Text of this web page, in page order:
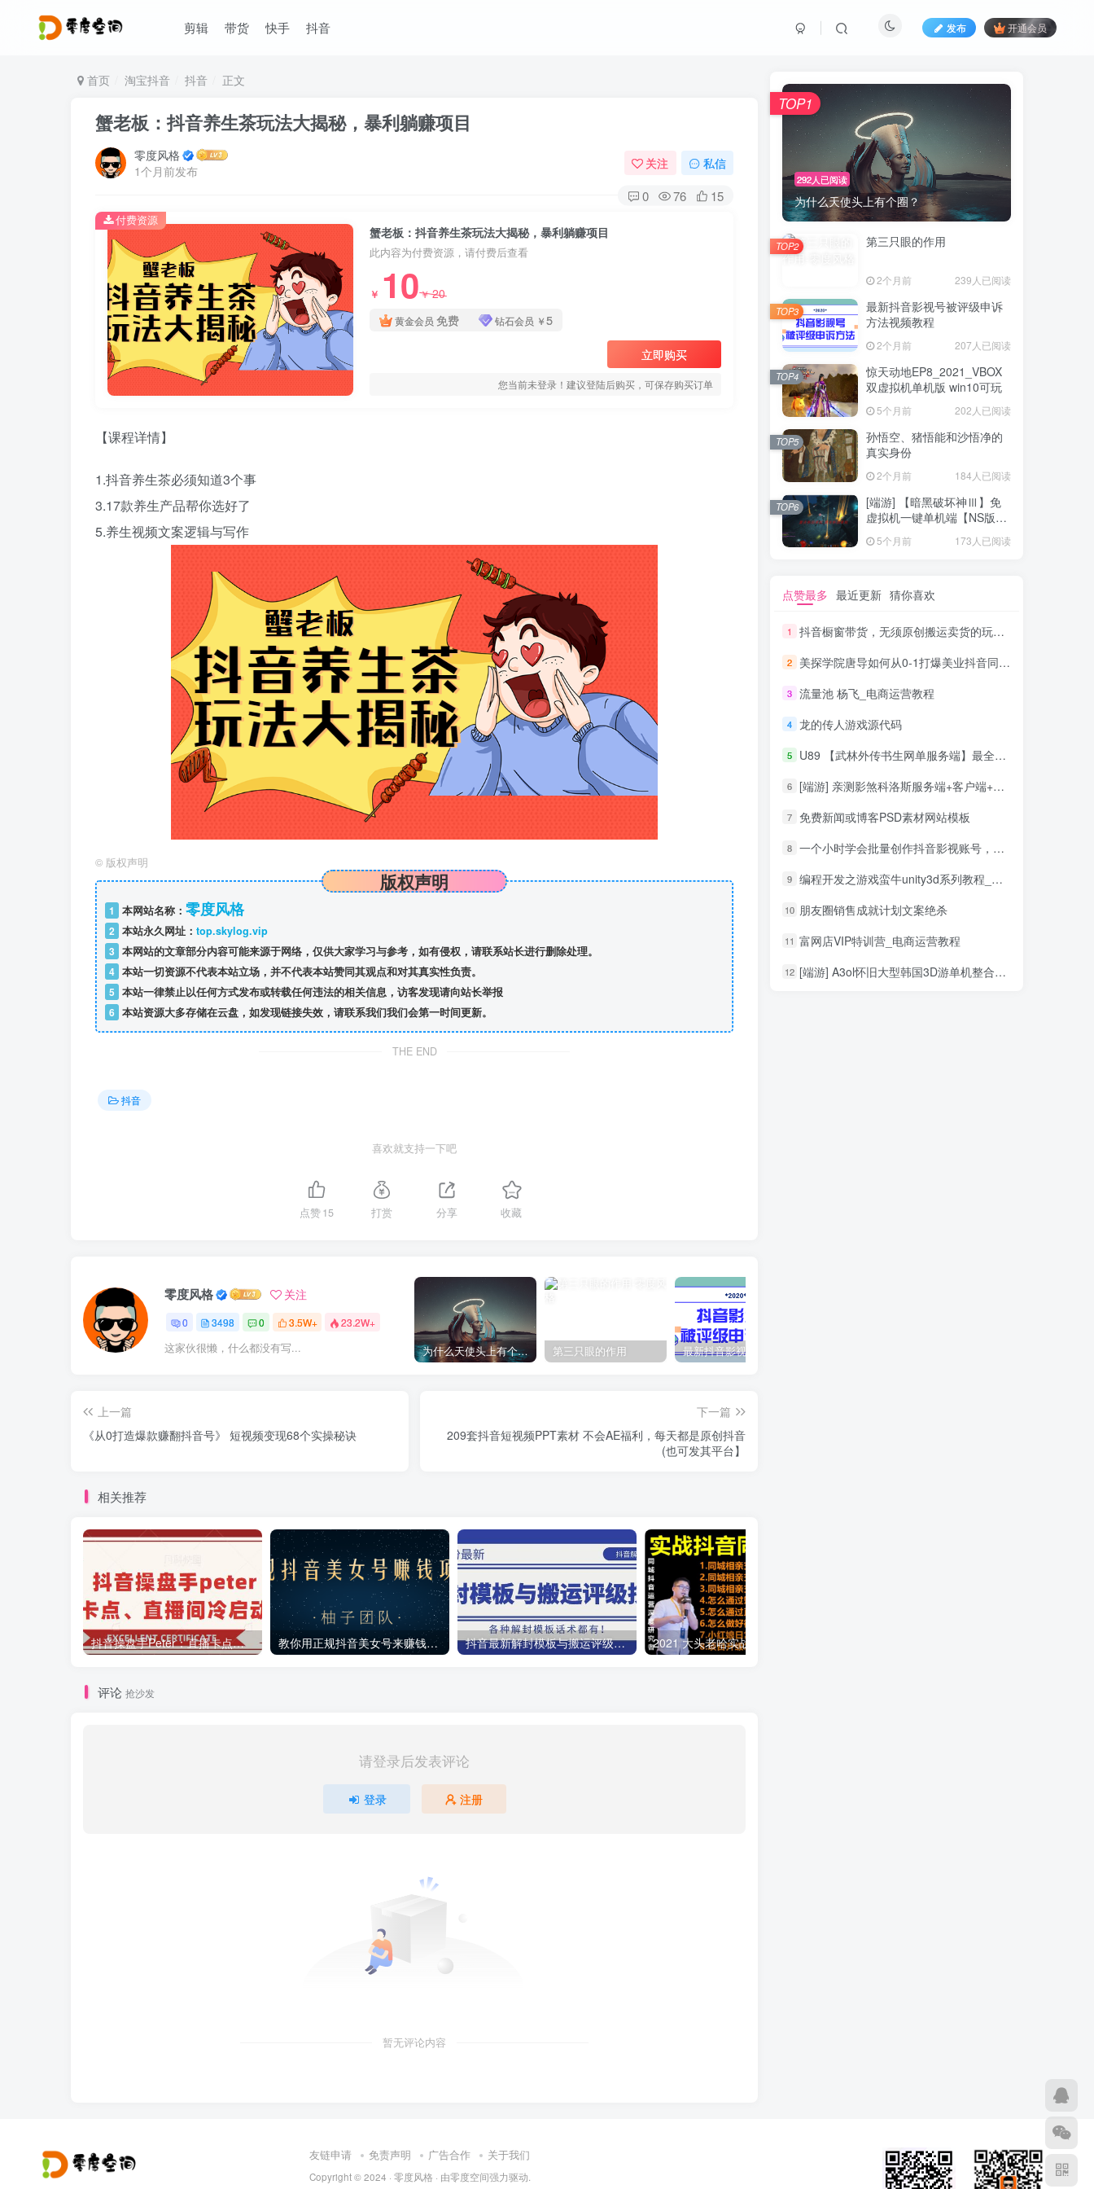
剪辑 带货 快手 抖音 发布 开通会员
首页 淘宝抖音 抖音 正文
蟹老板：抖音养生茶玩法大揭秘，暴利躺赚项目
零度风格
1个月前发布
关注 私信
0 76 15
蟹老板：抖音养生茶玩法大揭秘，暴利躺赚项目
此内容为付费资源，请付费后查看
￥ 10￥20
黄金会员 免费 钻石会员 ￥5
立即购买
您当前未登录！建议登陆后购买，可保存购买订单
付费资源
【课程详情】
1.抖音养生茶必须知道3个事
3.17款养生产品帮你选好了
5.养生视频文案逻辑与写作
© 版权声明
版权声明
1 本网站名称： 零度风格
2 本站永久网址： top.skylog.vip
3 本网站的文章部分内容可能来源于网络，仅供大家学习与参考，如有侵权，请联系站长进行删除处理。
4 本站一切资源不代表本站立场，并不代表本站赞同其观点和对其真实性负责。
5 本站一律禁止以任何方式发布或转载任何违法的相关信息，访客发现请向站长举报
6 本站资源大多存储在云盘，如发现链接失效，请联系我们我们会第一时间更新。
THE END
抖音
喜欢就支持一下吧
点赞15 打赏 分享 收藏
零度风格 关注
0 3498 0 3.5W+ 23.2W+
这家伙很懒，什么都没有写... 为什么天使头上有个圈？ 第三只眼的作用
上一篇
《从0打造爆款赚翻抖音号》 短视频变现68个实操秘诀
下一篇
209套抖音短视频PPT素材 不会AE福利，每天都是原创抖音
(也可发其平台】
相关推荐
抖音操盘手Peter：直播卡点、直播间冷启动分享 教你用正规抖音美女号来赚钱，用一部手机快速达到千粉，简单操作轻松日入100+ 抖音最新解封模板与搬运评级技术！各种解封模板话术都有！
评论 抢沙发
请登录后发表评论
登录 注册
暂无评论内容
292人已阅读
为什么天使头上有个圈？
TOP1
第三只眼的作用
2个月前 239人已阅读
TOP2
最新抖音影视号被评级申诉
方法视频教程
2个月前 207人已阅读
TOP3
惊天动地EP8_2021_VBOX
双虚拟机单机版 win10可玩
5个月前 202人已阅读
TOP4
孙悟空、猪悟能和沙悟净的
真实身份
2个月前 184人已阅读
TOP5
[端游] 【暗黑破坏神Ⅲ】免
虚拟机一键单机端【NS版
5个月前 173人已阅读
TOP6
点赞最多 最近更新 猜你喜欢
1 抖音橱窗带货，无须原创搬运卖货的玩法实现躺赚 单号月入1000-2000元
2 美探学院唐导如何从0-1打爆美业抖音同城号变现千万
3 流量池 杨飞_电商运营教程
4 龙的传人游戏源代码
5 U89 【武林外传书生网单服务端】最全端带本副本全补丁带任务与NPC+商城编辑器游戏客户端源码
6 [端游] 亲测影煞科洛斯服务端+客户端+GM添加工具+修改工具
7 免费新闻或博客PSD素材网站模板
8 一个小时学会批量创作抖音影视账号，影视账号创作解析（附搬运模板）
9 编程开发之游戏蛮牛unity3d系列教程_游戏开发教程
10 朋友圈销售成就计划文案绝杀
11 富网店VIP特训营_电商运营教程
12 [端游] A3ol怀旧大型韩国3D游单机整合板+视频教程
友链申请 免责声明 广告合作 关于我们
Copyright © 2024 · 零度风格 · 由零度空间强力驱动.